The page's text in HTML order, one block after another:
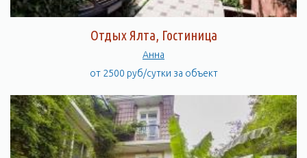
Отдых Ялта, Гостиница
Анна
от 2500 руб/сутки за объект